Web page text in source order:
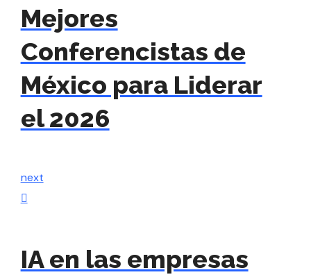
Mejores
Conferencistas de
México para Liderar
el 2026
next
IA en las empresas